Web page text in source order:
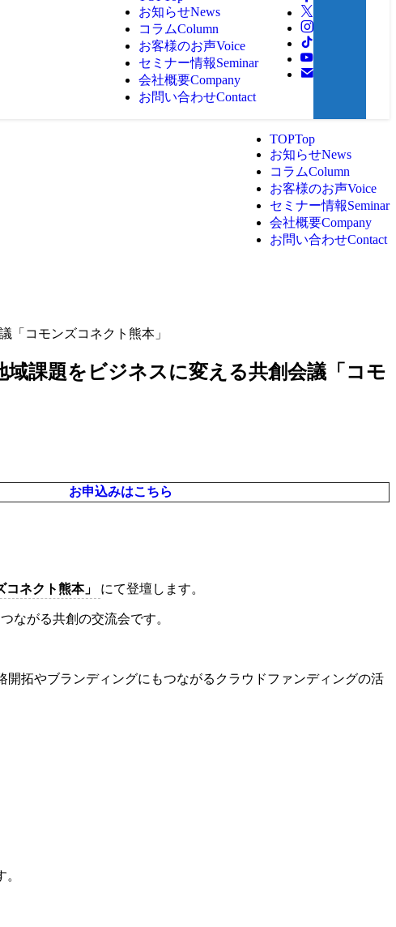
お知らせNews
コラムColumn
お客様のお声Voice
セミナー情報Seminar
会社概要Company
お問い合わせContact
TOPTop
お知らせNews
コラムColumn
お客様のお声Voice
セミナー情報Seminar
会社概要Company
お問い合わせContact
「コモンズコネクト熊本」
域課題をビジネスに変える共創会議「コモ
お申込みはこちら
コネクト熊本」 にて登壇します。
ながる共創の交流会です。
開拓やブランディングにもつながるクラウドファンディングの活